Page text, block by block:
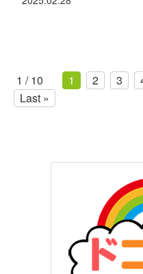
1 / 10 1 2 3
Last »